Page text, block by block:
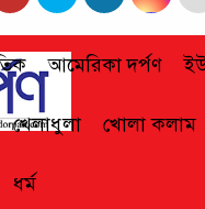
আমেরিকা দর্পণ
খেলাধুলা খোলা কলাম
ধর্ম